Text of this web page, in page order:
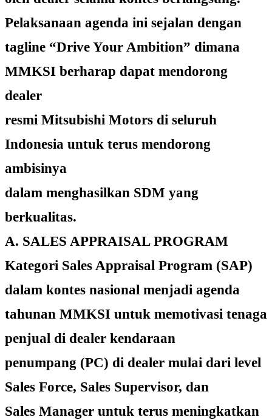
Pelaksanaan agenda ini sejalan dengan
tagline “Drive Your Ambition” dimana
MMKSI berharap dapat mendorong
dealer
resmi Mitsubishi Motors di seluruh
Indonesia untuk terus mendorong
ambisinya
dalam menghasilkan SDM yang
berkualitas.
A. SALES APPRAISAL PROGRAM
Kategori Sales Appraisal Program (SAP)
dalam kontes nasional menjadi agenda
tahunan MMKSI untuk memotivasi tenaga
penjual di dealer kendaraan
penumpang (PC) di dealer mulai dari level
Sales Force, Sales Supervisor, dan
Sales Manager untuk terus meningkatkan